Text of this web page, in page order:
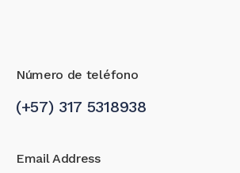
Número de teléfono
(+57) 317 5318938
Email Address